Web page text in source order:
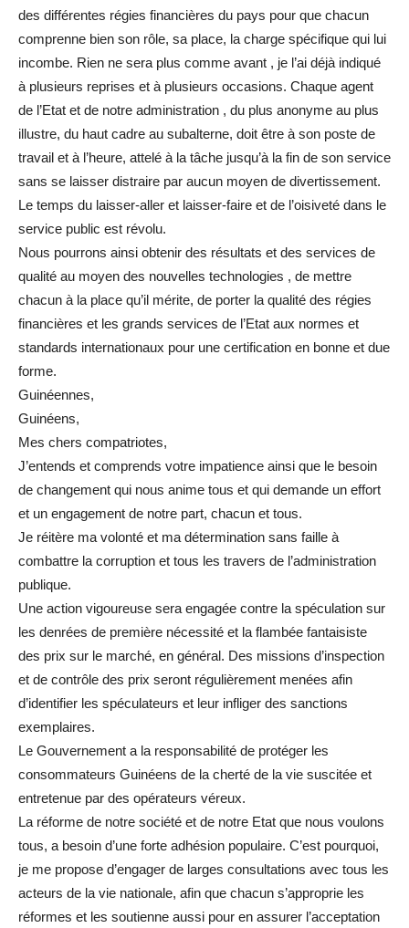
des différentes régies financières du pays pour que chacun
comprenne bien son rôle, sa place, la charge spécifique qui lui
incombe. Rien ne sera plus comme avant , je l’ai déjà indiqué
à plusieurs reprises et à plusieurs occasions. Chaque agent
de l’Etat et de notre administration , du plus anonyme au plus
illustre, du haut cadre au subalterne, doit être à son poste de
travail et à l’heure, attelé à la tâche jusqu’à la fin de son service
sans se laisser distraire par aucun moyen de divertissement.
Le temps du laisser-aller et laisser-faire et de l’oisiveté dans le
service public est révolu.
Nous pourrons ainsi obtenir des résultats et des services de
qualité au moyen des nouvelles technologies , de mettre
chacun à la place qu’il mérite, de porter la qualité des régies
financières et les grands services de l’Etat aux normes et
standards internationaux pour une certification en bonne et due
forme.
Guinéennes,
Guinéens,
Mes chers compatriotes,
J’entends et comprends votre impatience ainsi que le besoin
de changement qui nous anime tous et qui demande un effort
et un engagement de notre part, chacun et tous.
Je réitère ma volonté et ma détermination sans faille à
combattre la corruption et tous les travers de l’administration
publique.
Une action vigoureuse sera engagée contre la spéculation sur
les denrées de première nécessité et la flambée fantaisiste
des prix sur le marché, en général. Des missions d’inspection
et de contrôle des prix seront régulièrement menées afin
d’identifier les spéculateurs et leur infliger des sanctions
exemplaires.
Le Gouvernement a la responsabilité de protéger les
consommateurs Guinéens de la cherté de la vie suscitée et
entretenue par des opérateurs véreux.
La réforme de notre société et de notre Etat que nous voulons
tous, a besoin d’une forte adhésion populaire. C’est pourquoi,
je me propose d’engager de larges consultations avec tous les
acteurs de la vie nationale, afin que chacun s’approprie les
réformes et les soutienne aussi pour en assurer l’acceptation